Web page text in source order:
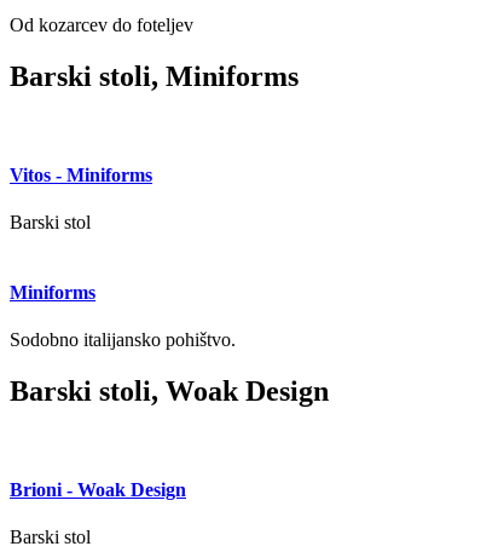
Od kozarcev do foteljev
Barski stoli, Miniforms
Vitos - Miniforms
Barski stol
Miniforms
Sodobno italijansko pohištvo.
Barski stoli, Woak Design
Brioni - Woak Design
Barski stol